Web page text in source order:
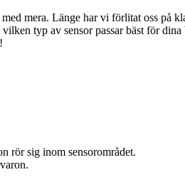
mera. Länge har vi förlitat oss på
typ av sensor passar bäst för
rör sig inom sensorområdet.